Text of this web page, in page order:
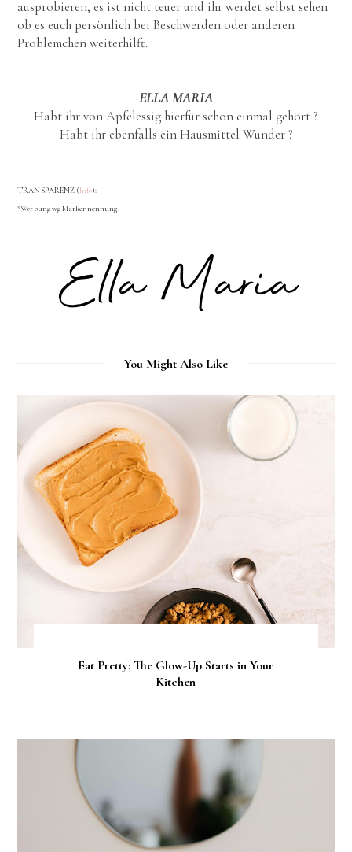
ausprobieren, es ist nicht teuer und ihr werdet selbst sehen
ob es euch persönlich bei Beschwerden oder anderen
Problemchen weiterhilft.
ELLA MARIA
Habt ihr von Apfelessig hierfür schon einmal gehört ?
Habt ihr ebenfalls ein Hausmittel Wunder ?
TRANSPARENZ (Info):
*Werbung wg Markennennung
You Might Also Like
Eat Pretty: The Glow-Up Starts in Your
Kitchen